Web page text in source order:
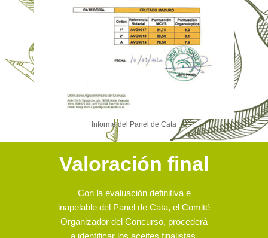
Informe del Panel de Cata
Valoración final
Con la evaluación definitiva e
inapelable del Panel de Cata, el Comité
Organizador del Concurso, procederá